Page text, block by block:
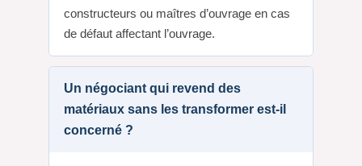
constructeurs ou maîtres d’ouvrage en cas
de défaut affectant l’ouvrage.
Un négociant qui revend des
matériaux sans les transformer est-il
concerné ?